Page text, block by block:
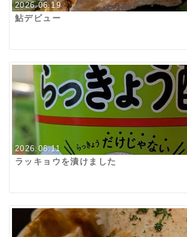
2026.06.19
鮎デビュー
2026.06.11
ラッキョウを漬けました